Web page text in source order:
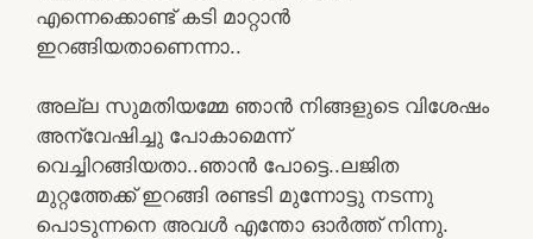
എന്നെക്കൊണ്ട് കടി മാറ്റാൻ
ഇറങ്ങിയതാണെന്നാ..
അല്ല സുമതിയമ്മേ ഞാൻ നിങ്ങളുടെ വിശേഷം
അന്വേഷിച്ചു പോകാമെന്ന്
വെച്ചിറങ്ങിയതാ..ഞാൻ പോട്ടെ..ലജിത
മുറ്റത്തേക്ക് ഇറങ്ങി രണ്ടടി മുന്നോട്ടു നടന്നു
പൊടുന്നനെ അവൾ എന്തോ ഓർത്ത് നിന്നു.